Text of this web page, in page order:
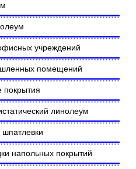
учреждений
помещений
покрытия
линолеум
шпатлевки
напольных покрытий